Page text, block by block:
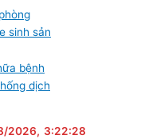
sinh sản
bệnh
dịch
2026, 3:22:28